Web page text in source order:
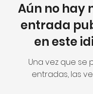
Aún no hay
entrada
en este
Una vez que se
entradas, las